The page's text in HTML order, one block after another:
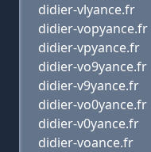
didier-vlyance.fr
didier-vopyance.fr
didier-vpyance.fr
didier-vo9yance.fr
didier-v9yance.fr
didier-vo0yance.fr
didier-v0yance.fr
didier-voance.fr